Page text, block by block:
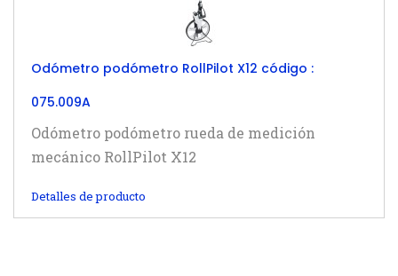
Odómetro podómetro RollPilot X12 código :
075.009A
Odómetro podómetro rueda de medición
mecánico RollPilot X12
Detalles de producto